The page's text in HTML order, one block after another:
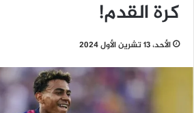
كرة القدم!
الأحد، 13 تشرين الأول 2024